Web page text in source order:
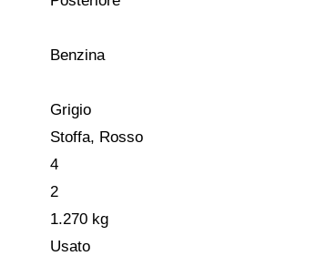
Benzina
Grigio
Stoffa, Rosso
4
2
1.270 kg
Usato